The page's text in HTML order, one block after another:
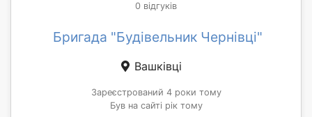
0 відгуків
Бригада "Будівельник Чернівці"
Вашківці
Зареєстрований 4 роки тому
Був на сайті рік тому